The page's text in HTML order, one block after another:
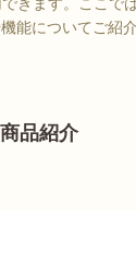
能についてご紹介
商品紹介